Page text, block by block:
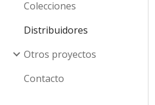
Colecciones
Distribuidores
Otros proyectos
Contacto